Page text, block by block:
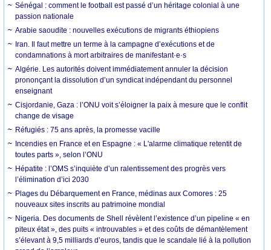
Sénégal : comment le football est passé d’un héritage colonial à une
passion nationale
Arabie saoudite : nouvelles exécutions de migrants éthiopiens
Iran. Il faut mettre un terme à la campagne d’exécutions et de
condamnations à mort arbitraires de manifestant·e·s
Algérie. Les autorités doivent immédiatement annuler la décision
prononçant la dissolution d’un syndicat indépendant du personnel
enseignant
Cisjordanie, Gaza : l’ONU voit s’éloigner la paix à mesure que le conflit
change de visage
Réfugiés : 75 ans après, la promesse vacille
Incendies en France et en Espagne : « L'alarme climatique retentit de
toutes parts », selon l’ONU
Hépatite : l’OMS s’inquiète d’un ralentissement des progrès vers
l’élimination d’ici 2030
Plages du Débarquement en France, médinas aux Comores : 25
nouveaux sites inscrits au patrimoine mondial
Nigeria. Des documents de Shell révèlent l’existence d’un pipeline « en
piteux état », des puits « introuvables » et des coûts de démantèlement
s’élevant à 9,5 milliards d’euros, tandis que le scandale lié à la pollution